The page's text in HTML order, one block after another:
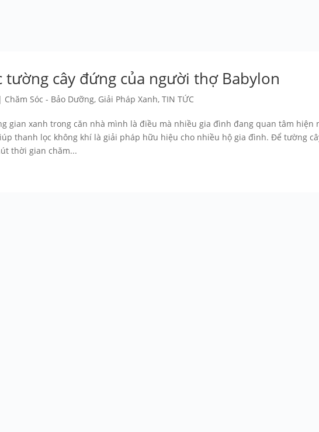
tường cây đứng của người thợ Babylon
| Chăm Sóc - Bảo Dưỡng, Giải Pháp Xanh,TIN TỨC
gian xanh trong căn nhà mình là điều mà nhiều gia đình đang quan tâm hiện
thanh lọc không khí là giải pháp hữu hiệu cho nhiều hộ gia đình. Để tường
thời gian chăm...